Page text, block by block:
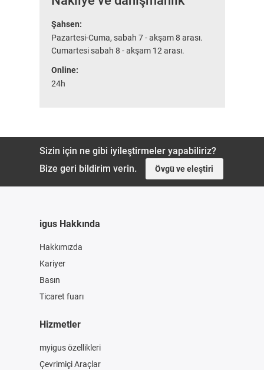
Şahsen:
Pazartesi-Cuma, sabah 7 - akşam 8 arası.
Cumartesi sabah 8 - akşam 12 arası.
Online:
24h
Sizin için ne gibi iyileştirmeler yapabiliriz?
Bize geri bildirim verin.
Övgü ve eleştiri
igus Hakkında
Hakkımızda
Kariyer
Basın
Ticaret fuarı
Hizmetler
myigus özellikleri
Çevrimiçi Araçlar